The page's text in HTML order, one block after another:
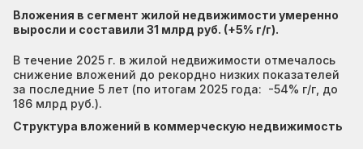
Вложения в сегмент жилой недвижимости умеренно
выросли и составили 31 млрд руб. (+5% г/г).
В течение 2025 г. в жилой недвижимости отмечалось
снижение вложений до рекордно низких показателей
за последние 5 лет (по итогам 2025 года: -54% г/г, до
186 млрд руб.).
Структура вложений в коммерческую недвижимость